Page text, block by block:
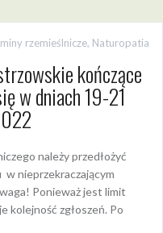
rzemieślnicze, Naturopatia
kończące
w dniach 19-21
należy przedłożyć
nieprzekraczającym
Ponieważ jest limit
kolejność zgłoszeń. Po